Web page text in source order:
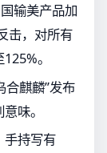
输美产品加
击，对所有
。
合麒麟”发布
味。
手持写有